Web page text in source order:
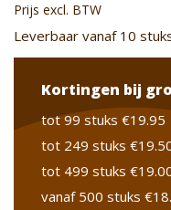
Prijs excl. BTW
Leverbaar vanaf 10
Kortingen bij
tot 99 stuks €19.95
tot 249 stuks
tot 499 stuks
vanaf 500 stuks